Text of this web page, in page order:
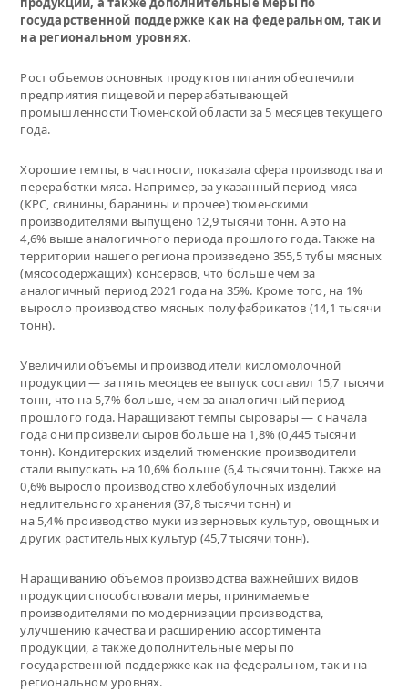
государственной поддержке как на федеральном, так и
на региональном уровнях.
Рост объемов основных продуктов питания обеспечили
предприятия пищевой и перерабатывающей
промышленности Тюменской области за 5 месяцев текущего
года.
Хорошие темпы, в частности, показала сфера производства и
переработки мяса. Например, за указанный период мяса
(КРС, свинины, баранины и прочее) тюменскими
производителями выпущено 12,9 тысячи тонн. А это на
4,6% выше аналогичного периода прошлого года. Также на
территории нашего региона произведено 355,5 тубы мясных
(мясосодержащих) консервов, что больше чем за
аналогичный период 2021 года на 35%. Кроме того, на 1%
выросло производство мясных полуфабрикатов (14,1 тысячи
тонн).
Увеличили объемы и производители кисломолочной
продукции — за пять месяцев ее выпуск составил 15,7 тысячи
тонн, что на 5,7% больше, чем за аналогичный период
прошлого года. Наращивают темпы сыровары — с начала
года они произвели сыров больше на 1,8% (0,445 тысячи
тонн). Кондитерских изделий тюменские производители
стали выпускать на 10,6% больше (6,4 тысячи тонн). Также на
0,6% выросло производство хлебобулочных изделий
недлительного хранения (37,8 тысячи тонн) и
на 5,4% производство муки из зерновых культур, овощных и
других растительных культур (45,7 тысячи тонн).
Наращиванию объемов производства важнейших видов
продукции способствовали меры, принимаемые
производителями по модернизации производства,
улучшению качества и расширению ассортимента
продукции, а также дополнительные меры по
государственной поддержке как на федеральном, так и на
региональном уровнях.